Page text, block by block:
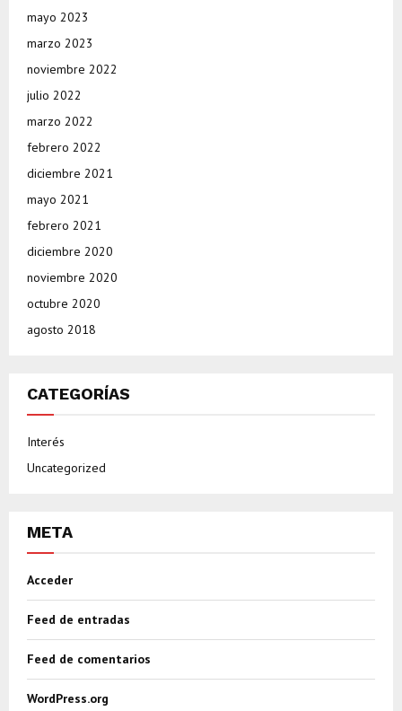
mayo 2023
marzo 2023
noviembre 2022
julio 2022
marzo 2022
febrero 2022
diciembre 2021
mayo 2021
febrero 2021
diciembre 2020
noviembre 2020
octubre 2020
agosto 2018
CATEGORÍAS
Interés
Uncategorized
META
Acceder
Feed de entradas
Feed de comentarios
WordPress.org